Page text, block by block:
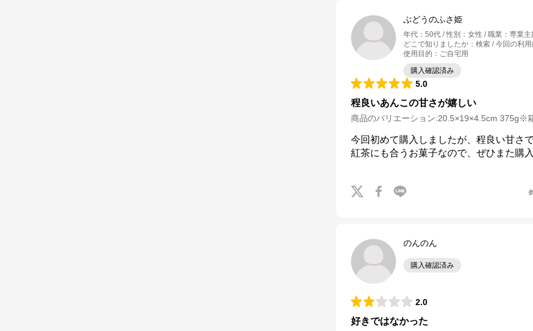
ぶどうのふさ姫
年代 ： 50代 性別 ： 女性 職業 ： 専業主
どこで知りましたか ： 検索 今回の利用
使用目的 ： ご自宅用
購入確認済み
5.0
程良いあんこの甘さが嬉しい
商品のバリエーション:20.5×19×4.5cm 375g※
今回初めて購入しましたが、程良い甘さ
紅茶にも合うお菓子なので、ぜひまた購
のんのん
購入確認済み
2.0
好きではなかった